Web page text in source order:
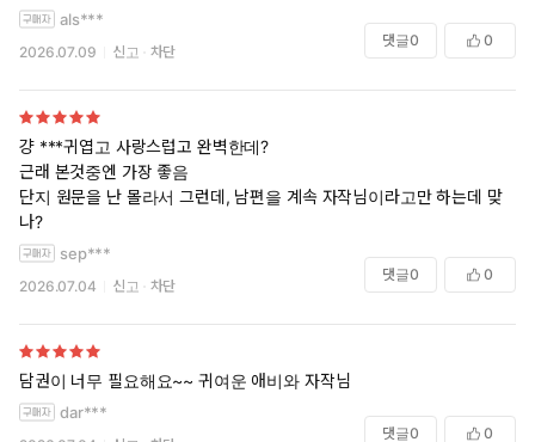
als***
2026.07.09 신고 차단
댓글0 0
걍 ***귀엽고 사랑스럽고 완벽한데?
근래 본것중엔 가장 좋음
단지 원문을 난 몰라서 그런데, 남편을 계속 자작님이라고만 하는데 맞
나?
sep***
2026.07.04 신고 차단
댓글0 0
담권이 너무 필요해요~~ 귀여운 애비와 자작님
dar***
댓글0 0